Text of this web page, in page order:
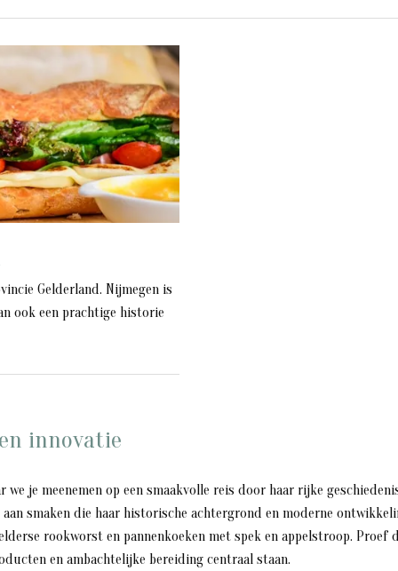
Gelderland. Nijmegen is
ook een prachtige historie
innovatie
je meenemen op een smaakvolle reis door haar rijke
smaken die haar historische achtergrond en moderne
rookworst en pannenkoeken met spek en appelstroop.
en ambachtelijke bereiding centraal staan.